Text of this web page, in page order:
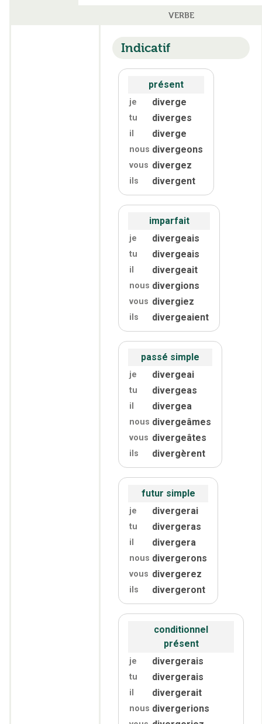
VERBE
Indicatif
présent
je diverge
tu diverges
il diverge
nous divergeons
vous divergez
ils divergent
imparfait
je divergeais
tu divergeais
il divergeait
nous divergions
vous divergiez
ils divergeaient
passé simple
je divergeai
tu divergeas
il divergea
nous divergeâmes
vous divergeâtes
ils divergèrent
futur simple
je divergerai
tu divergeras
il divergera
nous divergerons
vous divergerez
ils divergeront
conditionnel
présent
je divergerais
tu divergerais
il divergerait
nous divergerions